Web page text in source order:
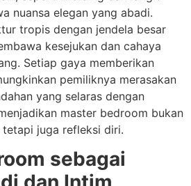
nuansa elegan yang abadi.
tropis dengan jendela besar
kesejukan dan cahaya
Setiap gaya memberikan
pemiliknya merasakan
yang selaras dengan
master bedroom bukan
juga refleksi diri.
sebagai